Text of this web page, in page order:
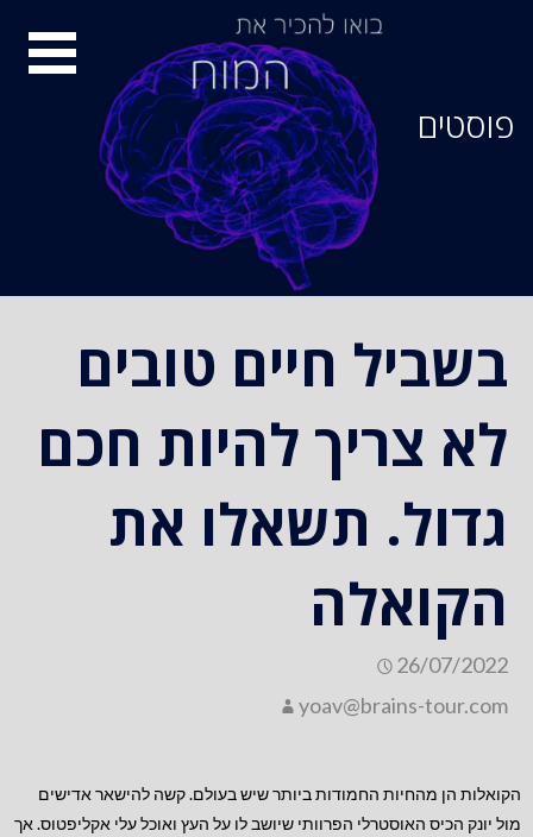
פוסטים
בשביל חיים טובים
לא צריך להיות חכם
גדול. תשאלו את
הקואלה
26/07/2022
yoav@brains-tour.com
הקואלות הן מהחיות החמודות ביותר שיש בעולם. קשה להישאר אדישים
מול יונק הכיס האוסטרלי הפרוותי שיושב לו על העץ ואוכל עלי אקליפטוס. אך